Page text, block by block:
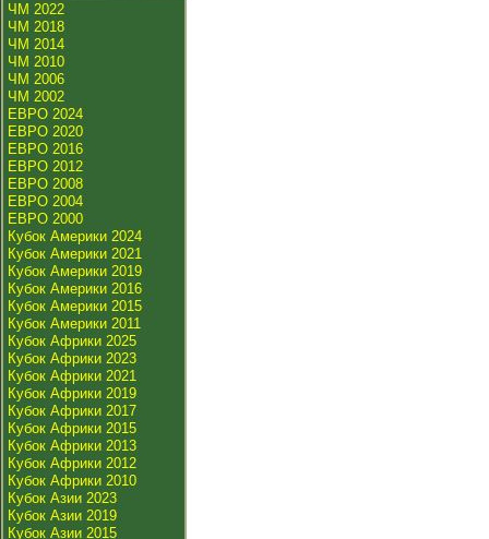
ЧМ 2022
ЧМ 2018
ЧМ 2014
ЧМ 2010
ЧМ 2006
ЧМ 2002
ЕВРО 2024
ЕВРО 2020
ЕВРО 2016
ЕВРО 2012
ЕВРО 2008
ЕВРО 2004
ЕВРО 2000
Кубок Америки 2024
Кубок Америки 2021
Кубок Америки 2019
Кубок Америки 2016
Кубок Америки 2015
Кубок Америки 2011
Кубок Африки 2025
Кубок Африки 2023
Кубок Африки 2021
Кубок Африки 2019
Кубок Африки 2017
Кубок Африки 2015
Кубок Африки 2013
Кубок Африки 2012
Кубок Африки 2010
Кубок Азии 2023
Кубок Азии 2019
Кубок Азии 2015